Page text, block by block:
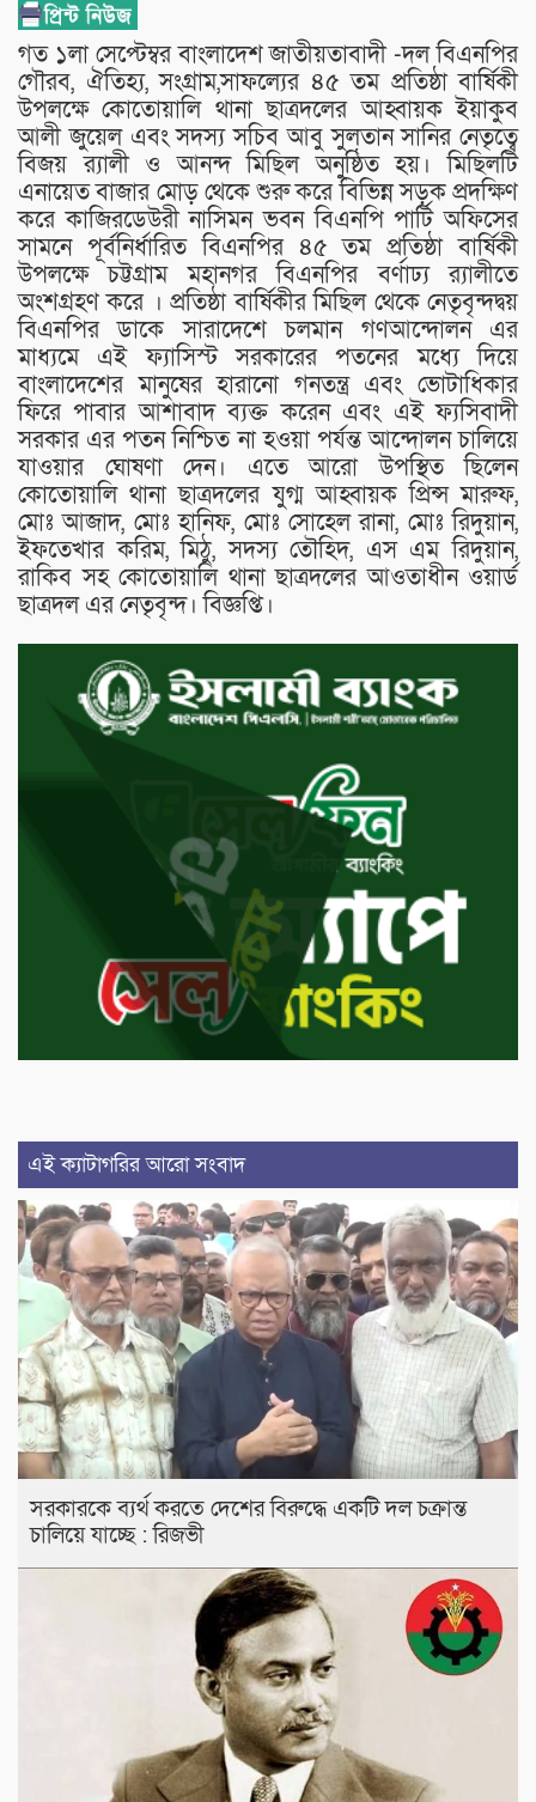
গত ১লা সেপ্টেম্বর বাংলাদেশ জাতীয়তাবাদী -দল বিএনপির
গৌরব, ঐতিহ্য, সংগ্রাম,সাফল্যের ৪৫ তম প্রতিষ্ঠা বার্ষিকী
উপলক্ষে কোতোয়ালি থানা ছাত্রদলের আহ্বায়ক ইয়াকুব
আলী জুয়েল এবং সদস্য সচিব আবু সুলতান সানির নেতৃত্বে
বিজয় র‍্যালী ও আনন্দ মিছিল অনুষ্ঠিত হয়। মিছিলটি
এনায়েত বাজার মোড় থেকে শুরু করে বিভিন্ন সড়ক প্রদক্ষিণ
করে কাজিরডেউরী নাসিমন ভবন বিএনপি পার্টি অফিসের
সামনে পূর্বনির্ধারিত বিএনপির ৪৫ তম প্রতিষ্ঠা বার্ষিকী
উপলক্ষে চট্টগ্রাম মহানগর বিএনপির বর্ণাঢ্য র‍্যালীতে
অংশগ্রহণ করে । প্রতিষ্ঠা বার্ষিকীর মিছিল থেকে নেতৃবৃন্দদ্বয়
বিএনপির ডাকে সারাদেশে চলমান গণআন্দোলন এর
মাধ্যমে এই ফ্যাসিস্ট সরকারের পতনের মধ্যে দিয়ে
বাংলাদেশের মানুষের হারানো গনতন্ত্র এবং ভোটাধিকার
ফিরে পাবার আশাবাদ ব্যক্ত করেন এবং এই ফ্যসিবাদী
সরকার এর পতন নিশ্চিত না হওয়া পর্যন্ত আন্দোলন চালিয়ে
যাওয়ার ঘোষণা দেন। এতে আরো উপস্থিত ছিলেন
কোতোয়ালি থানা ছাত্রদলের যুগ্ম আহ্বায়ক প্রিন্স মারুফ,
মোঃ আজাদ, মোঃ হানিফ, মোঃ সোহেল রানা, মোঃ রিদুয়ান,
ইফতেখার করিম, মিঠু, সদস্য তৌহিদ, এস এম রিদুয়ান,
রাকিব সহ কোতোয়ালি থানা ছাত্রদলের আওতাধীন ওয়ার্ড
ছাত্রদল এর নেতৃবৃন্দ। বিজ্ঞপ্তি।
এই ক্যাটাগরির আরো সংবাদ
সরকারকে ব্যর্থ করতে দেশের বিরুদ্ধে একটি দল চক্রান্ত
চালিয়ে যাচ্ছে : রিজভী